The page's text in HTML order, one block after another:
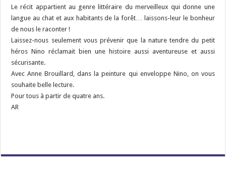
Le récit appartient au genre littéraire du merveilleux qui donne une
langue au chat et aux habitants de la forêt… laissons-leur le bonheur
de nous le raconter !
Laissez-nous seulement vous prévenir que la nature tendre du petit
héros Nino réclamait bien une histoire aussi aventureuse et aussi
sécurisante.
Avec Anne Brouillard, dans la peinture qui enveloppe Nino, on vous
souhaite belle lecture.
Pour tous à partir de quatre ans.
AR